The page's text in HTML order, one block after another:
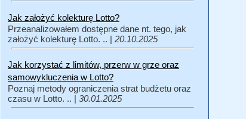
Jak założyć kolekturę Lotto?
Przeanalizowałem dostępne dane nt. tego, jak
założyć kolekturę Lotto. .. | 20.10.2025
Jak korzystać z limitów, przerw w grze oraz
samowykluczenia w Lotto?
Poznaj metody ograniczenia strat budżetu oraz
czasu w Lotto. .. | 30.01.2025